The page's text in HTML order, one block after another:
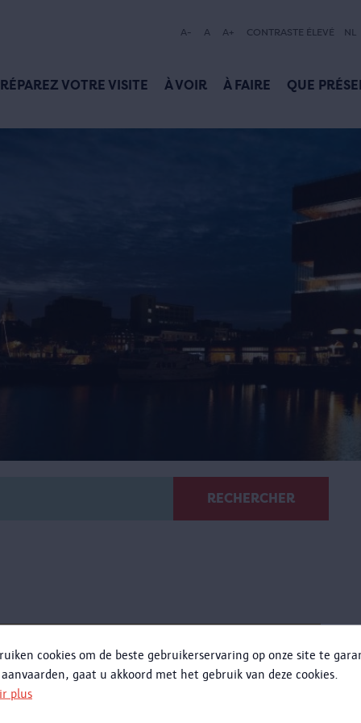
cookies om de beste gebruikerservaring op onze site te
gaat u akkoord met het gebruik van deze cookies.
plus
A- A A+ CONTRASTE ÉLEVÉ NL
VOTRE VISITE À VOIR À FAIRE QUE
RECHERCHER
au MAS
le 23 février 2020, vous pouviez découvrir la
des pièces verrières de la collection MAS Halle